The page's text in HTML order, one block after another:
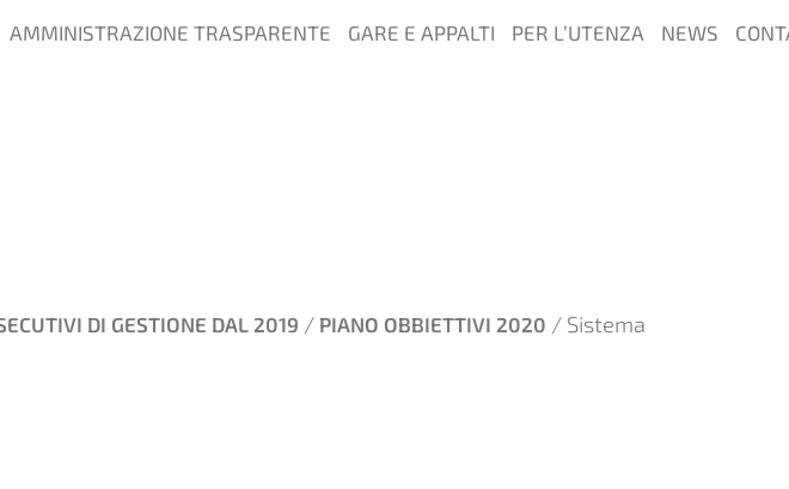
AMMINISTRAZIONE TRASPARENTE GARE E APPALTI PER L’UTENZA NEWS
DI GESTIONE DAL 2019 / PIANO OBBIETTIVI 2020 / Sistema